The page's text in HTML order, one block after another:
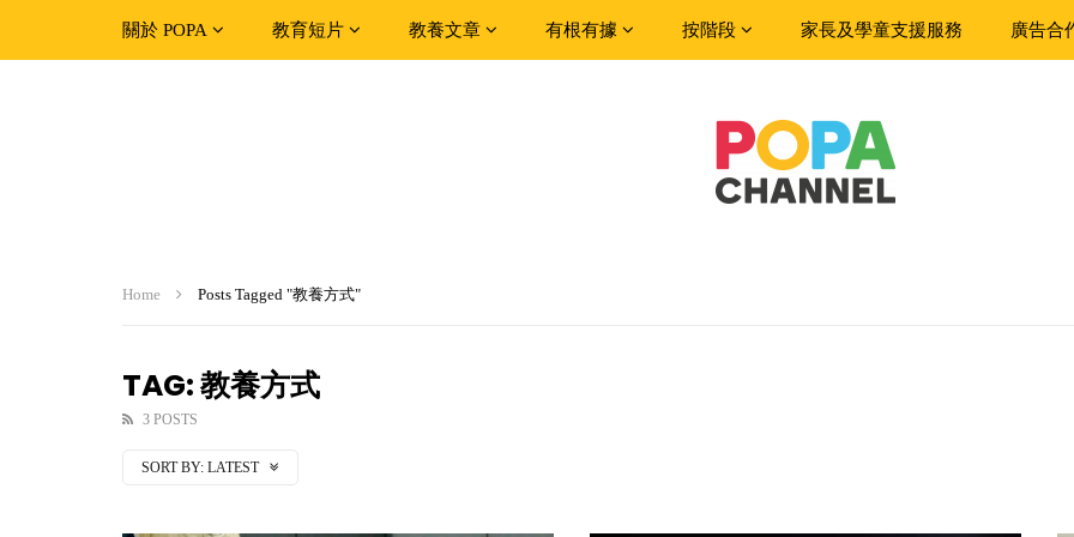
關於 POPA 教育短片 教養文章 有根有據 按階段 家長及學童支援服務 廣告合
Home Posts Tagged "教養方式"
TAG: 教養方式
3 POSTS
SORT BY: LATEST